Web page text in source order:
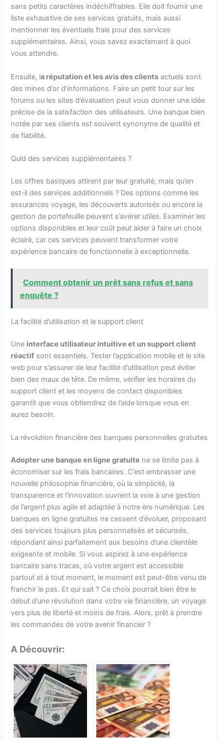
sans petits caractères indéchiffrables. Elle doit fournir une
liste exhaustive de ses services gratuits, mais aussi
mentionner les éventuels frais pour des services
supplémentaires. Ainsi, vous savez exactement à quoi
vous attendre.
Ensuite, la réputation et les avis des clients actuels sont
des mines d’or d’informations. Faire un petit tour sur les
forums ou les sites d’évaluation peut vous donner une idée
précise de la satisfaction des utilisateurs. Une banque bien
notée par ses clients est souvent synonyme de qualité et
de fiabilité.
Quid des services supplémentaires ?
Les offres basiques attirent par leur gratuité, mais qu’en
est-il des services additionnels ? Des options comme les
assurances voyage, les découverts autorisés ou encore la
gestion de portefeuille peuvent s’avérer utiles. Examiner les
options disponibles et leur coût peut aider à faire un choix
éclairé, car ces services peuvent transformer votre
expérience bancaire de fonctionnelle à exceptionnelle.
Comment obtenir un prêt sans refus et sans
enquête ?
La facilité d’utilisation et le support client
Une interface utilisateur intuitive et un support client
réactif sont essentiels. Tester l’application mobile et le site
web pour s’assurer de leur facilité d’utilisation peut éviter
bien des maux de tête. De même, vérifier les horaires du
support client et les moyens de contact disponibles
garantit que vous obtiendrez de l’aide lorsque vous en
aurez besoin.
La révolution financière des banques personnelles gratuites
Adopter une banque en ligne gratuite ne se limite pas à
économiser sur les frais bancaires. C’est embrasser une
nouvelle philosophie financière, où la simplicité, la
transparence et l’innovation ouvrent la voie à une gestion
de l’argent plus agile et adaptée à notre ère numérique. Les
banques en ligne gratuites ne cessent d’évoluer, proposant
des services toujours plus personnalisés et sécurisés,
répondant ainsi parfaitement aux besoins d’une clientèle
exigeante et mobile. Si vous aspirez à une expérience
bancaire sans tracas, où votre argent est accessible
partout et à tout moment, le moment est peut-être venu de
franchir le pas. Et qui sait ? Ce choix pourrait bien être le
début d’une révolution dans votre vie financière, un voyage
vers plus de liberté et moins de frais. Alors, prêt à prendre
les commandes de votre avenir financier ?
A Découvrir: